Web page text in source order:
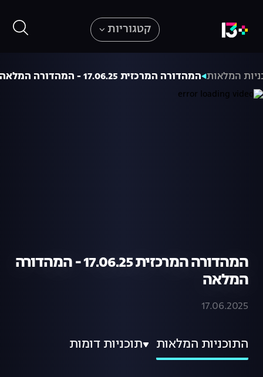
קטגוריות
המלאות המהדורה המרכזית 17.06.25 - המהדורה המלאה
המהדורה המרכזית 17.06.25 - המהדורה
המלאה
17.06.2025
התוכניות המלאות תוכניות דומות